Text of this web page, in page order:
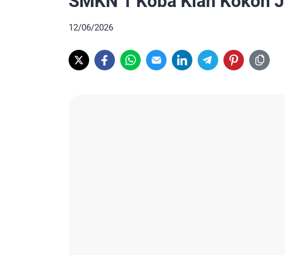
12/06/2026